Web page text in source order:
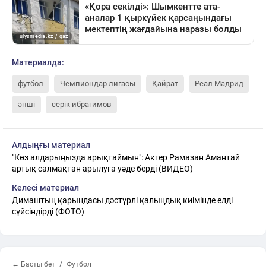
Материалда:
футбол Чемпиондар лигасы Қайрат Реал Мадрид
әнші серік ибрагимов
Алдыңғы материал
"Көз алдарыңызда арықтаймын": Актер Рамазан Амантай
артық салмақтан арылуға уәде берді (ВИДЕО)
Келесі материал
Димаштың қарындасы дәстүрлі қалыңдық киімінде елді
сүйсіндірді (ФОТО)
← Басты бет Футбол